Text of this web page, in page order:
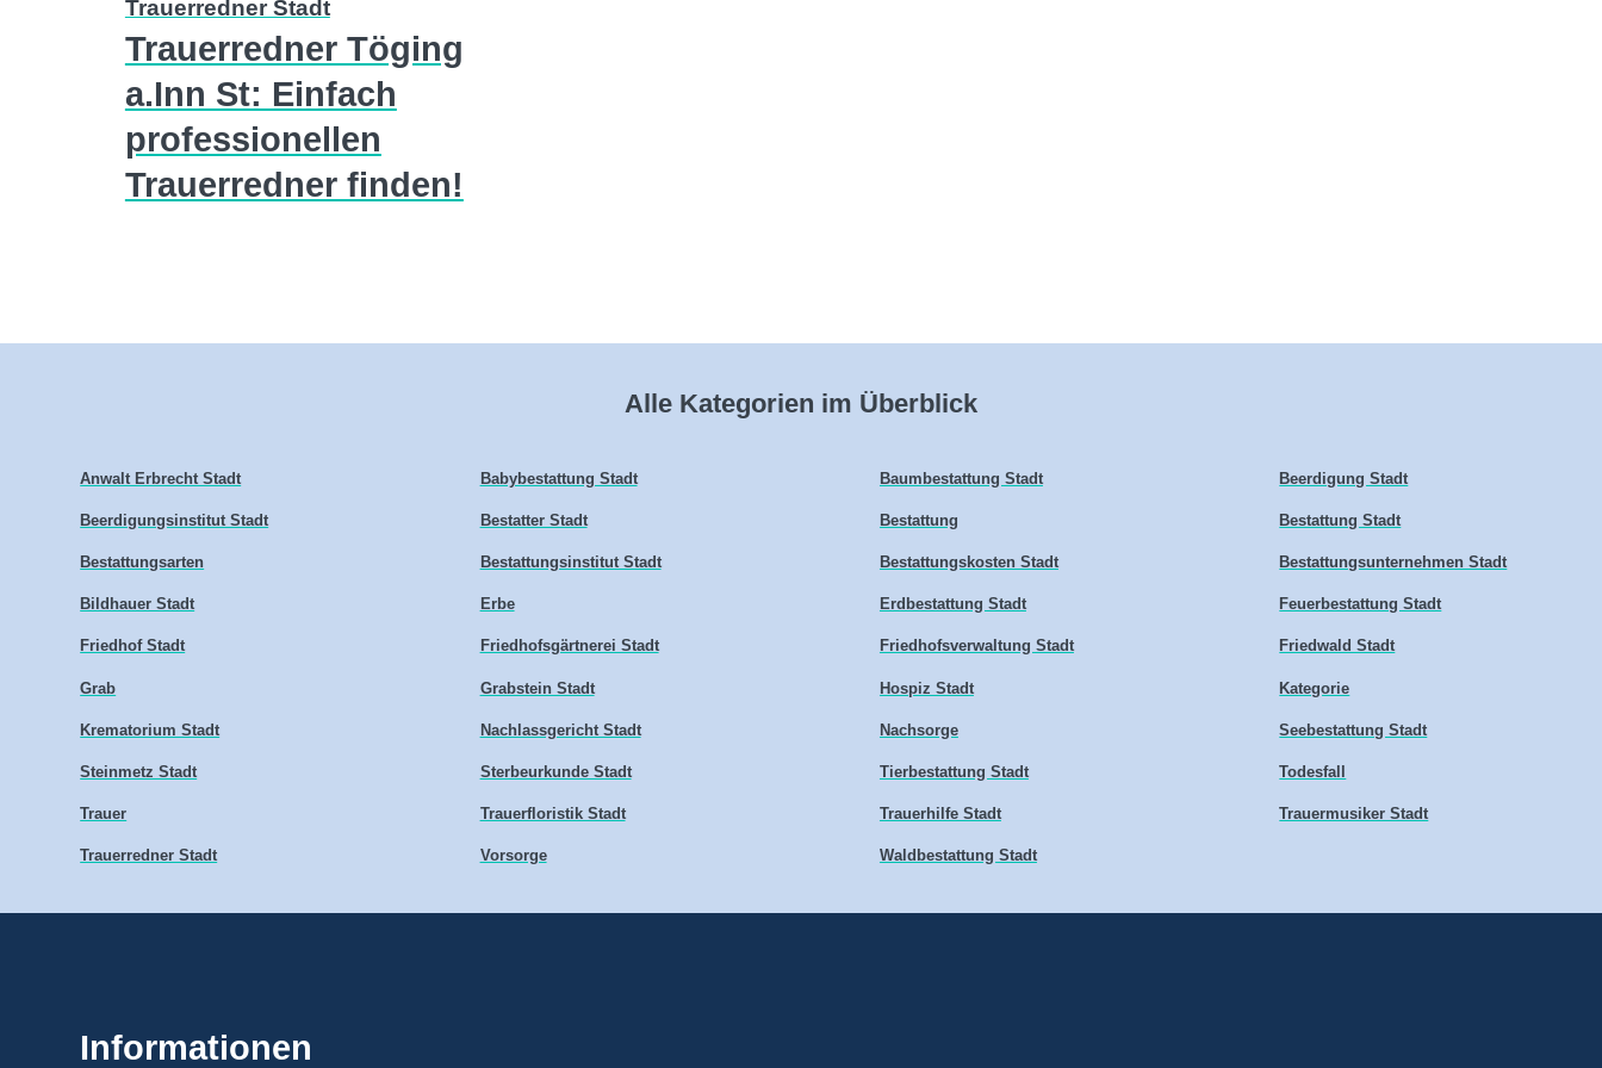
Trauerredner Stadt
Trauerredner Töging
a.Inn St: Einfach
professionellen
Trauerredner finden!
Alle Kategorien im Überblick
Anwalt Erbrecht Stadt Babybestattung Stadt Baumbestattung Stadt Beerdigung Stadt
Beerdigungsinstitut Stadt Bestatter Stadt Bestattung Bestattung Stadt
Bestattungsarten Bestattungsinstitut Stadt Bestattungskosten Stadt Bestattungsunternehmen Stadt
Bildhauer Stadt Erbe Erdbestattung Stadt Feuerbestattung Stadt
Friedhof Stadt Friedhofsgärtnerei Stadt Friedhofsverwaltung Stadt Friedwald Stadt
Grab Grabstein Stadt Hospiz Stadt Kategorie
Krematorium Stadt Nachlassgericht Stadt Nachsorge Seebestattung Stadt
Steinmetz Stadt Sterbeurkunde Stadt Tierbestattung Stadt Todesfall
Trauer Trauerfloristik Stadt Trauerhilfe Stadt Trauermusiker Stadt
Trauerredner Stadt Vorsorge Waldbestattung Stadt
Informationen